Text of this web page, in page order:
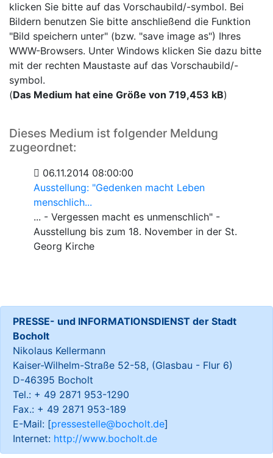
klicken Sie bitte auf das Vorschaubild/-symbol. Bei
Bildern benutzen Sie bitte anschließend die Funktion
"Bild speichern unter" (bzw. "save image as") Ihres
WWW-Browsers. Unter Windows klicken Sie dazu bitte
mit der rechten Maustaste auf das Vorschaubild/-
symbol.
(Das Medium hat eine Größe von 719,453 kB)
Dieses Medium ist folgender Meldung
zugeordnet:
06.11.2014 08:00:00
Ausstellung: "Gedenken macht Leben
menschlich...
... - Vergessen macht es unmenschlich" -
Ausstellung bis zum 18. November in der St.
Georg Kirche
PRESSE- und INFORMATIONSDIENST der Stadt
Bocholt
Nikolaus Kellermann
Kaiser-Wilhelm-Straße 52-58, (Glasbau - Flur 6)
D-46395 Bocholt
Tel.: + 49 2871 953-1290
Fax.: + 49 2871 953-189
E-Mail: [pressestelle@bocholt.de]
Internet: http://www.bocholt.de